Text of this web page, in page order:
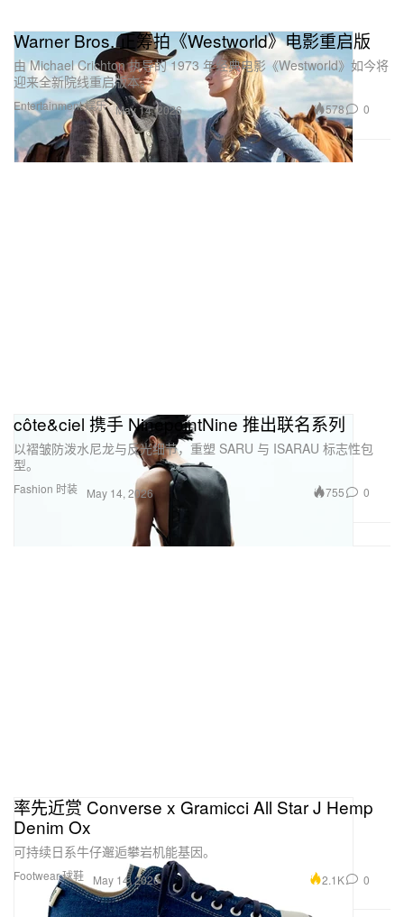
Entertainment 娱乐
Warner Bros. 正筹拍《Westworld》电影重启版
由 Michael Crichton 执导的 1973 年经典电影《Westworld》如今将
迎来全新院线重启版本。
May 14, 2026 578 0
Fashion 时装
côte&ciel 携手 NinepointNine 推出联名系列
以褶皱防泼水尼龙与反光细节，重塑 SARU 与 ISARAU 标志性包
型。
May 14, 2026 755 0
Footwear 球鞋
率先近赏 Converse x Gramicci All Star J Hemp
Denim Ox
可持续日系牛仔邂逅攀岩机能基因。
May 14, 2026 2.1K 0